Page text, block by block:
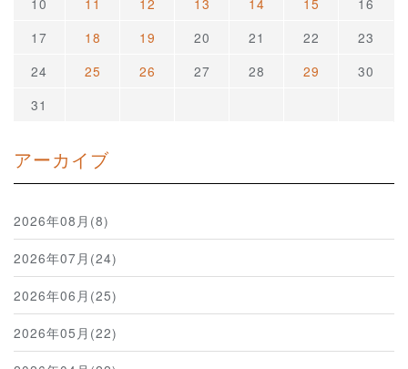
17
18 19 20 21 22
23
24
25 26 27 28 29
30
31
アーカイブ
2026年08月(8)
2026年07月(24)
2026年06月(25)
2026年05月(22)